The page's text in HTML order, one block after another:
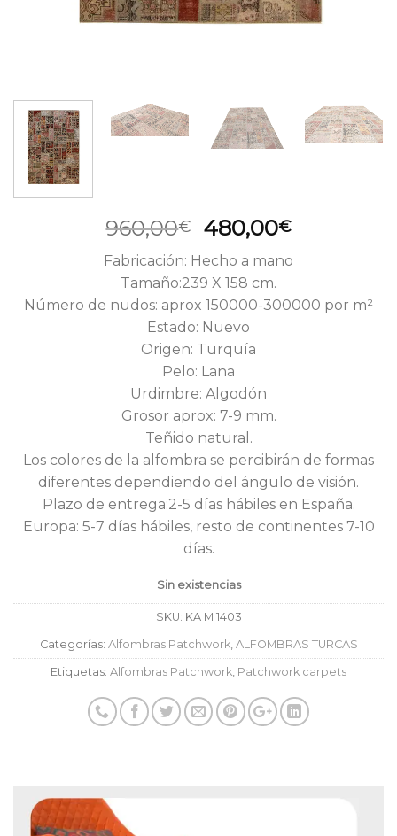
960,00€
El
precio
original
era:
960,00€.
480,00€El
actual
480,00€.
Fabricación: Hecho a mano
Tamaño:239 X 158 cm.
Número de nudos: aprox 150000-300000 por m²
Estado: Nuevo
Origen: Turquía
Pelo: Lana
Urdimbre: Algodón
Grosor aprox: 7-9 mm.
Teñido natural.
Los colores de la alfombra se percibirán de formas
diferentes dependiendo del ángulo de visión.
Plazo de entrega:2-5 días hábiles en España.
Europa: 5-7 días hábiles, resto de continentes 7-10
días.
Sin existencias
SKU: KA M 1403
Categorías: Alfombras Patchwork, ALFOMBRAS TURCAS
Etiquetas: Alfombras Patchwork, Patchwork carpets